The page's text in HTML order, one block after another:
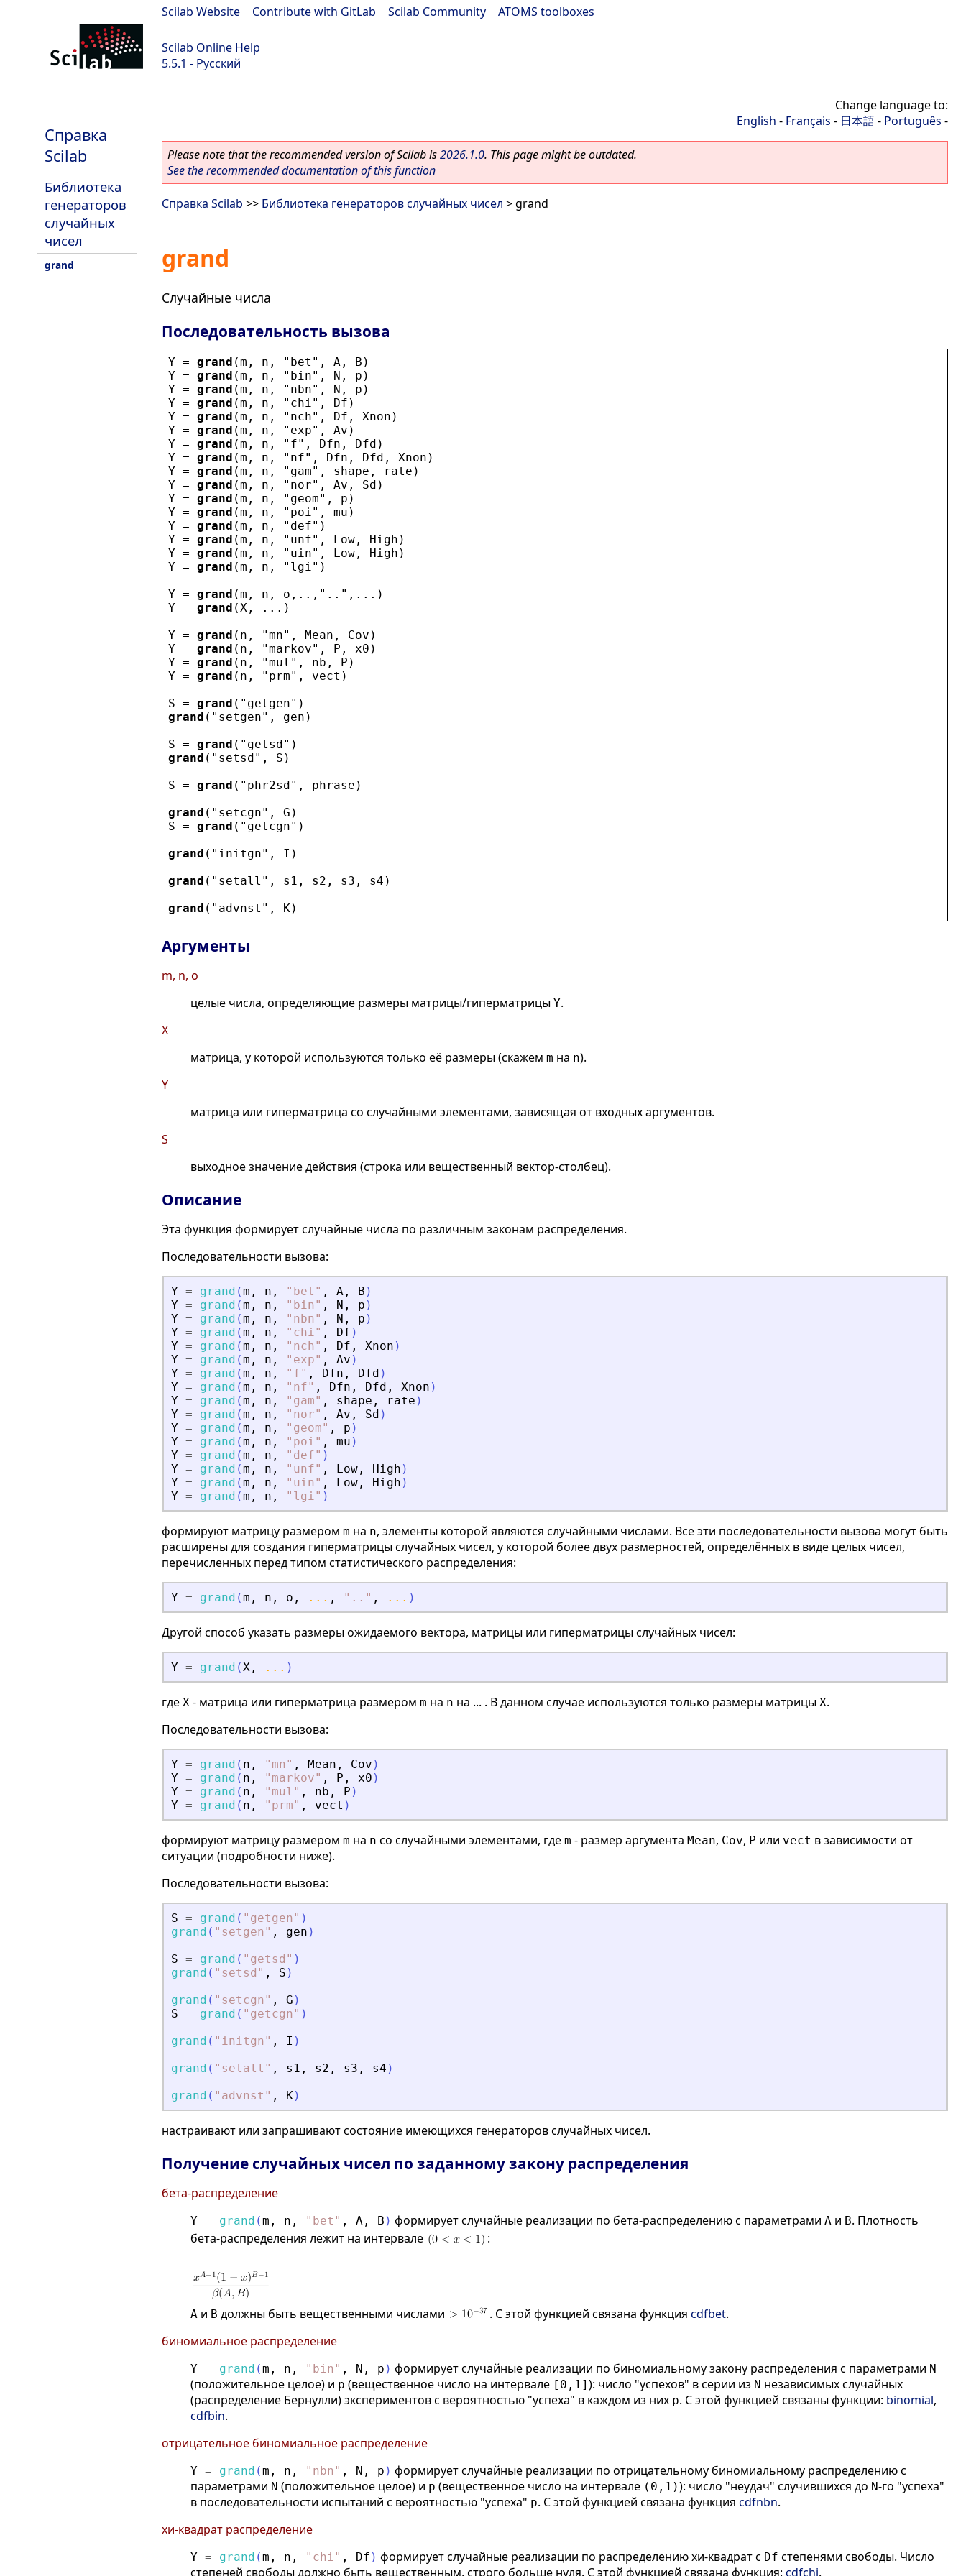
Scilab Website Contribute with GitLab Scilab Community ATOMS toolboxes
Scilab Online Help
5.5.1 - Русский
Справка
Scilab
Библиотека
генераторов
случайных
чисел
grand
Change language to:
English - Français - 日本語- Português -
Please note that the recommended version of Scilab is2026.1.0. This page might be outdated.
See the recommended documentation of this function
Справка Scilab >> Библиотека генераторов случайных чисел > grand
grand
Случайные числа
Последовательность вызова
Y = grand (m , n , " bet " , A , B )
Y = grand (m , n , " bin" , N , p )
Y = grand (m , n , " nbn" , N , p )
Y = grand (m , n , " chi " , Df )
Y = grand (m , n , " nch" , Df , Xnon )
Y = grand (m , n , " exp" , Av )
Y = grand (m , n , " f" , Dfn , Dfd )
Y = grand (m , n , " nf" , Dfn , Dfd , Xnon )
Y = grand (m , n , " gam" , shape , rate )
Y = grand (m , n , " nor" , Av , Sd )
Y = grand (m , n , " geom" , p )
Y = grand (m , n , " poi " , mu )
Y = grand (m , n , " def" )
Y = grand (m , n , " unf" , Low , High )
Y = grand (m , n , " uin" , Low , High )
Y = grand (m , n , " lgi " )
Y = grand (m , n , o ,.., " .. " ,...)
Y = grand ( X , ...)
Y = grand ( n , "mn" , Mean , Cov )
Y = grand ( n , "markov" , P , x0 )
Y = grand ( n , "mul " , nb , P )
Y = grand ( n , " prm" , vect )
S = grand ( " getgen" )
grand ( " setgen" , gen )
S = grand ( " getsd" )
grand ( " setsd" , S )
S = grand ( " phr2sd" , phrase )
grand ( " setcgn" , G )
S = grand ( " getcgn" )
grand ( " initgn" , I )
grand ( " setall " , s1 , s2 , s3 , s4 )
grand ( " advnst " , K)
Аргументы
m, n, o
целые числа, определяющие размеры матрицы/гиперматрицы Y.
X
матрица, у которой используются только её размеры (скажем m на n).
Y
матрица или гиперматрица со случайными элементами, зависящая от входных аргументов.
S
выходное значение действия (строка или вещественный вектор-столбец).
Описание
Эта функция формирует случайные числа по различным законам распределения.
Последовательности вызова:
Y = grand (m , n , " bet " , A , B )
Y = grand (m , n , " bin" , N , p )
Y = grand (m , n , " nbn" , N , p )
Y = grand (m , n , " chi" , Df )
Y = grand (m , n , " nch" , Df , Xnon )
Y = grand (m , n , " exp" , Av )
Y = grand (m , n , " f" , Dfn , Dfd )
Y = grand (m , n , " nf" , Dfn , Dfd , Xnon )
Y = grand (m , n , " gam" , shape , rate )
Y = grand (m , n , " nor" , Av , Sd )
Y = grand (m , n , " geom" , p )
Y = grand (m , n , " poi" , mu )
Y = grand (m , n , " def" )
Y = grand (m , n , " unf" , Low , High )
Y = grand (m , n , " uin" , Low , High )
Y = grand (m , n , " lgi" )
формируют матрицу размером m на n, элементы которой являются случайными числами. Все эти последовательности вызова могут быть
расширены для создания гиперматрицы случайных чисел, у которой более двух размерностей, определённых в виде целых чисел,
перечисленных перед типом статистического распределения:
Y = grand (m , n , o , ... , " . . " , ... )
Другой способ указать размеры ожидаемого вектора, матрицы или гиперматрицы случайных чисел:
Y = grand (X , ... )
где X - матрица или гиперматрица размером m на n на ... . В данном случае используются только размеры матрицы X.
Последовательности вызова:
Y = grand ( n , " mn" , Mean , Cov )
Y = grand ( n , " markov" , P , x0 )
Y = grand ( n , " mul " , nb , P )
Y = grand ( n , " prm" , vect )
формируют матрицу размером m на n со случайными элементами, где m - размер аргумента Mean, Cov, P или vect в зависимости от
ситуации (подробности ниже).
Последовательности вызова:
S = grand ( " getgen" )
grand ( " setgen" , gen )
S = grand ( " getsd " )
grand ( " setsd " , S )
grand ( " setcgn" , G )
S = grand ( " getcgn" )
grand ( " initgn" , I )
grand ( " setall " , s1 , s2 , s3 , s4 )
grand ( " advnst " , K)
настраивают или запрашивают состояние имеющихся генераторов случайных чисел.
Получение случайных чисел по заданному закону распределения
бета-распределение
Y = grand (m , n , " bet " , A , B ) формирует случайные реализации по бета-распределению с параметрами A и B. Плотность
бета-распределения лежит на интервале
:
A и B должны быть вещественными числами . С этой функцией связана функция cdfbet.
биномиальное распределение
Y = grand (m , n , " bin" , N , p ) формирует случайные реализации по биномиальному закону распределения с параметрами N
(положительное целое) и p (вещественное число на интервале [0,1] ): число "успехов" в серии из N независимых случайных
(распределение Бернулли) экспериментов с вероятностью "успеха" в каждом из них p. С этой функцией связаны функции: binomial,
cdfbin.
отрицательное биномиальное распределение
Y = grand (m , n , " nbn" , N , p ) формирует случайные реализации по отрицательному биномиальному распределению с
параметрами N (положительное целое) и p (вещественное число на интервале (0,1)): число "неудач" случившихся до N-го "успеха"
в последовательности испытаний с вероятностью "успеха" p. С этой функцией связана функция cdfnbn.
хи-квадрат распределение
Y = grand (m , n , " chi" , Df ) формирует случайные реализации по распределению хи-квадрат с Df степенями свободы. Число
степеней свободы должно быть вещественным, строго больше нуля. С этой функцией связана функция: cdfchi.